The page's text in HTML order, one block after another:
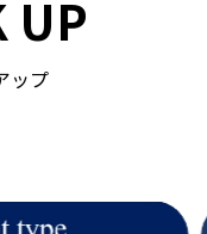
UP
ップ